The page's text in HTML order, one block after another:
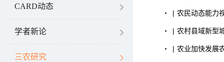
CARD动态
学者新论
三农研究
农民
| 动态能力
农村
| 县域新型
农业
| 加快发展